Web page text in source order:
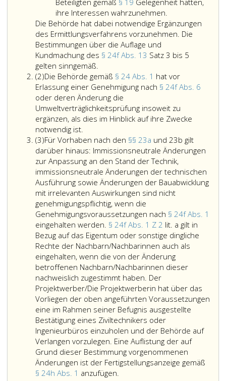
erteilten
Genehmigung
(Paragraph
24
f,
Absatz
6,)
sind
vor
dem
in
24
h,
Absatz
3,
genannten
Zeitpunkt
unter
Anwendung
der
Genehmigungsvoraussetzungen
des
Paragraph
24
f,
zulässig,
wenn
der
Paragraph
Absatz
5
und
Beteiligten gemäß § 19 Gelegenheit hatten,
ihre Interessen wahrzunehmen.
von
der
betroffenen
gemäß
Paragraph
Gelegenheit
hatten,
Interessen
wahrzunehmen.
Die Behörde hat dabei notwendige Ergänzungen
des Ermittlungsverfahrens vorzunehmen. Die
Bestimmungen über die Auflage und
Kundmachung des § 24f Abs. 13 Satz 3 bis 5
gelten sinngemäß.
Behörde
hat
dabei
notwendige
Ergänzungen
Ermittlungsverfahrens
vorzunehmen.
Die
Bestimmungen
über
die
Auflage
und
Kundmachung
des
Paragraph
24
f,
Absatz
13,
Satz 3
bis
5
gelten
sinngemäß.
(2)Absatz
2
Die Behörde gemäß § 24 Abs. 1 hat vor
Erlassung einer Genehmigung nach § 24f Abs. 6
oder deren Änderung die
Umweltverträglichkeitsprüfung insoweit zu
ergänzen, als dies im Hinblick auf ihre Zwecke
notwendig ist.
Behörde
gemäß
Paragraph
24,
Absatz
eins,
hat
vor
Erlassung
einer
Genehmigung
nach
Paragraph
24
f,
Absatz
6,
oder
deren
Änderung
die
Umweltverträglichkeitsprüfung
insoweit
(3)Absatz
3
Für Vorhaben nach den §§ 23a und 23b gilt
darüber hinaus: Immissionsneutrale Änderungen
zur Anpassung an den Stand der Technik,
immissionsneutrale Änderungen der technischen
Ausführung sowie Änderungen der Bauabwicklung
mit irrelevanten Auswirkungen sind nicht
genehmigungspflichtig, wenn die
Genehmigungsvoraussetzungen nach § 24f Abs. 1
eingehalten werden. § 24f Abs. 1 Z 2 lit. a gilt in
Bezug auf das Eigentum oder sonstige dingliche
Rechte der Nachbarn/Nachbarinnen auch als
eingehalten, wenn die von der Änderung
betroffenen Nachbarn/Nachbarinnen dieser
nachweislich zugestimmt haben. Der
Projektwerber/Die Projektwerberin hat über das
Vorliegen der oben angeführten Voraussetzungen
eine im Rahmen seiner Befugnis ausgestellte
Bestätigung eines Ziviltechnikers oder
Ingenieurbüros einzuholen und der Behörde auf
Verlangen vorzulegen. Eine Auflistung der auf
Grund dieser Bestimmung vorgenommenen
Änderungen ist der Fertigstellungsanzeige gemäß
§ 24h Abs. 1 anzufügen.